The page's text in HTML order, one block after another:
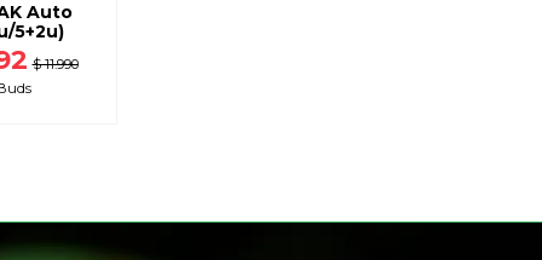
Auto
5+2u)
$ 11.990